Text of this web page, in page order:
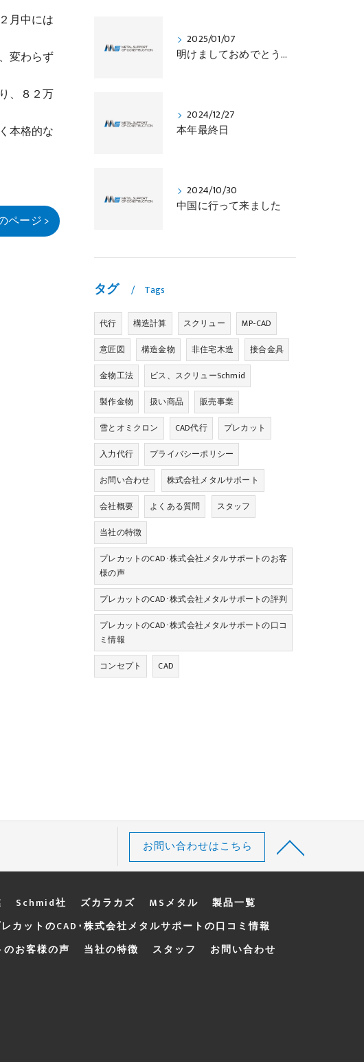
月中には
変わらず
、８２万
本格的な
ページ >
2025/01/07
明けましておめでとうございます
2024/12/27
本年最終日
2024/10/30
中国に行って来ました
タグ Tags
代行 構造計算 スクリュー
MP-CAD
意匠図
構造金物 非住宅木造
接合金具
金物工法
ビス、スクリューSchmid
製作金物
扱い商品
販売事業
雪とオミクロン
CAD代行
プレカット
入力代行
プライバシーポリシー
お問い合わせ
株式会社メタルサポート
会社概要
よくある質問
スタッフ
当社の特徴
プレカットのCAD･株式会社メタルサポートのお客
様の声
プレカットのCAD･株式会社メタルサポートの評判
プレカットのCAD･株式会社メタルサポートの口コ
ミ情報
コンセプト
CAD
お問い合わせはこちら
Schmid社 ズカラカズ MSメタル
製品一覧
カットのCAD･株式会社メタルサポートの口コミ情報
お客様の声 当社の特徴 スタッフ
お問い合わせ